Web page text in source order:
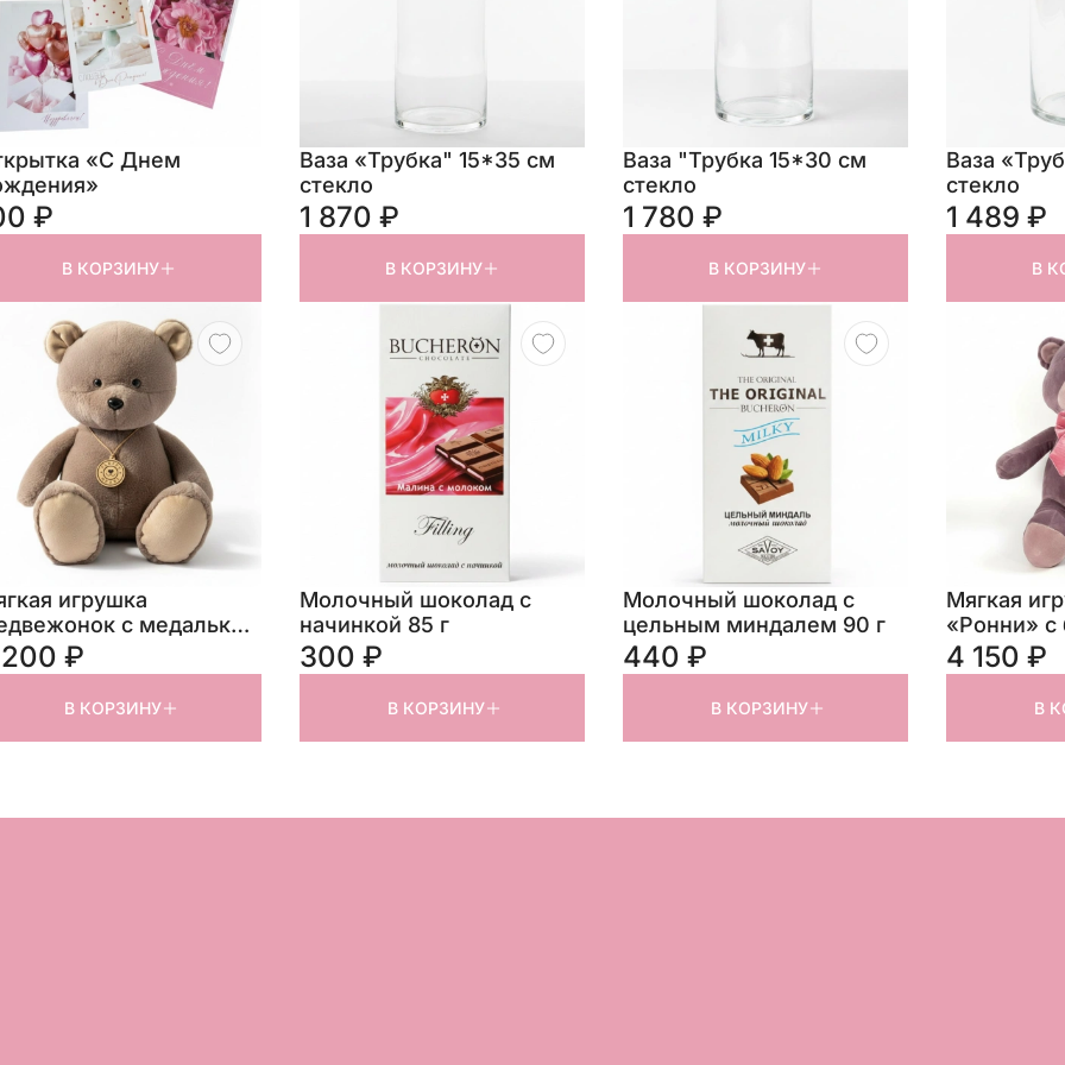
«С Днем
₽
В КОРЗИНУ
Ваза «Трубка" 15*35 см
стекло
1 870 ₽
В КОРЗИНУ
Ваза "Трубка 15*30 см
стекло
1 780 ₽
В КОРЗИНУ
Ваза
стекло
1 489 ₽
В
игрушка
с медалькой
см
₽
В КОРЗИНУ
Молочный шоколад с
начинкой 85 г
300 ₽
В КОРЗИНУ
Молочный шоколад с
цельным миндалем 90 г
440 ₽
В КОРЗИНУ
Мягкая
«Ронни» с
4 150 ₽
В